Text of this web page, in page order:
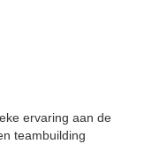
ervaring aan de
teambuilding